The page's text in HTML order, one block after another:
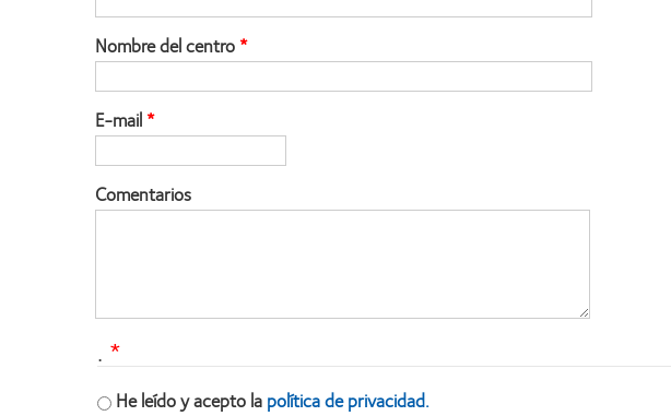
Nombre del centro
E-mail
Comentarios
.
He leído y acepto lapolítica de privacidad.